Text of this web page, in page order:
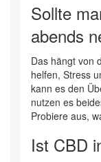
Sollte
abends
Das hängt von
helfen, Stress
kann es den
nutzen es
Probiere aus,
Ist CBD